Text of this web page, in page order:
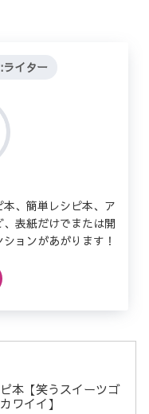
イター
、簡単レシピ本、ア
表紙だけでまたは開
ョンがあがります！
本【笑うスイーツゴ
ワイイ】